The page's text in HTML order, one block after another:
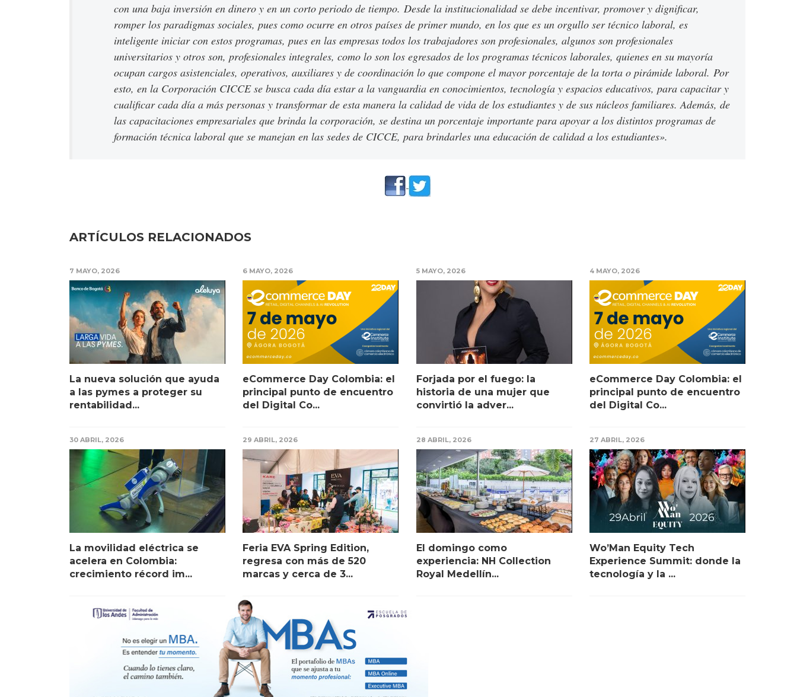
con una baja inversión en dinero y en un corto periodo de tiempo. Desde la institucionalidad se debe incentivar, promover y dignificar,
romper los paradigmas sociales, pues como ocurre en otros países de primer mundo, en los que es un orgullo ser técnico laboral, es
inteligente iniciar con estos programas, pues en las empresas todos los trabajadores son profesionales, algunos son profesionales
universitarios y otros son, profesionales integrales, como lo son los egresados de los programas técnicos laborales, quienes en su mayoría
ocupan cargos asistenciales, operativos, auxiliares y de coordinación lo que compone el mayor porcentaje de la torta o pirámide laboral. Por
esto, en la Corporación CICCE se busca cada día estar a la vanguardia en conocimientos, tecnología y espacios educativos, para capacitar y
cualificar cada día a más personas y transformar de esta manera la calidad de vida de los estudiantes y de sus núcleos familiares. Además, de
las capacitaciones empresariales que brinda la corporación, se destina un porcentaje importante para apoyar a los distintos programas de
formación técnica laboral que se manejan en las sedes de CICCE, para brindarles una educación de calidad a los estudiantes».
ARTÍCULOS RELACIONADOS
7 MAYO, 2026
La nueva solución que ayuda
a las pymes a proteger su
rentabilidad...
6 MAYO, 2026
eCommerce Day Colombia: el
principal punto de encuentro
del Digital Co...
5 MAYO, 2026
Forjada por el fuego: la
historia de una mujer que
convirtió la adver...
4 MAYO, 2026
eCommerce Day Colombia: el
principal punto de encuentro
del Digital Co...
30 ABRIL, 2026
La movilidad eléctrica se
acelera en Colombia:
crecimiento récord im...
29 ABRIL, 2026
Feria EVA Spring Edition,
regresa con más de 520
marcas y cerca de 3...
28 ABRIL, 2026
El domingo como
experiencia: NH Collection
Royal Medellín...
27 ABRIL, 2026
Wo’Man Equity Tech
Experience Summit: donde la
tecnología y la ...